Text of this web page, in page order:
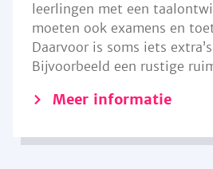
leerlingen met een
moeten ook examens en
Daarvoor is soms iets
Bijvoorbeeld een rustige
Meer informatie